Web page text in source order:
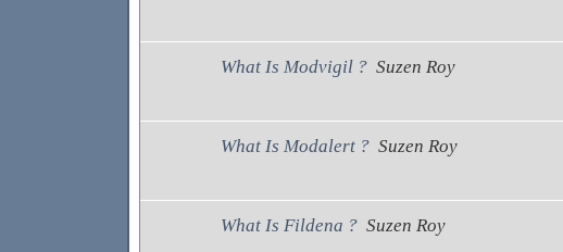
What Is Modvigil ? Suzen Roy
What Is Modalert ? Suzen Roy
What Is Fildena ? Suzen Roy